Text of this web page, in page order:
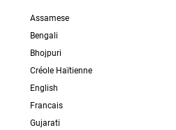
Assamese
Bengali
Bhojpuri
Créole Haïtienne
English
Francais
Gujarati